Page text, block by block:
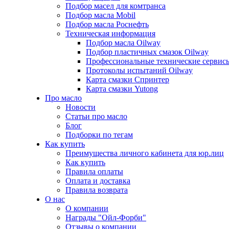
Подбор масел для комтранса
Подбор масла Mobil
Подбор масла Роснефть
Техническая информация
Подбор масла Oilway
Подбор пластичных смазок Oilway
Профессиональные технические
Протоколы испытаний Oilway
Карта смазки Спринтер
Карта смазки Yutong
Про масло
Новости
Статьи про масло
Блог
Подборки по тегам
Как купить
Преимущества личного кабинета для юр.лиц
Как купить
Правила оплаты
Оплата и доставка
Правила возврата
О нас
О компании
Награды "Ойл-Форби"
Отзывы о компании